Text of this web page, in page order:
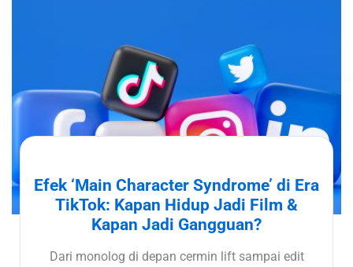
Efek ‘Main Character Syndrome’ di Era
TikTok: Kapan Hidup Jadi Film &
Kapan Jadi Gangguan?
Dari monolog di depan cermin lift sampai edit